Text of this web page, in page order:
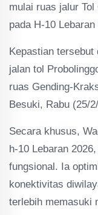
mulai ruas jalur
pada H-10 Lebaran
Kepastian tersebut
jalan tol
ruas Gending-
Besuki, Rabu (25/
Secara khusus,
h-10 Lebaran
fungsional. Ia
konektivitas
terlebih memasuki